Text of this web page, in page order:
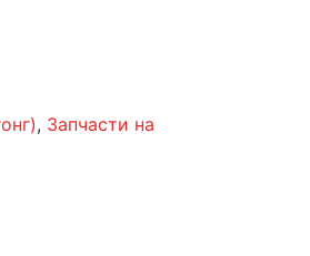
, Запчасти на